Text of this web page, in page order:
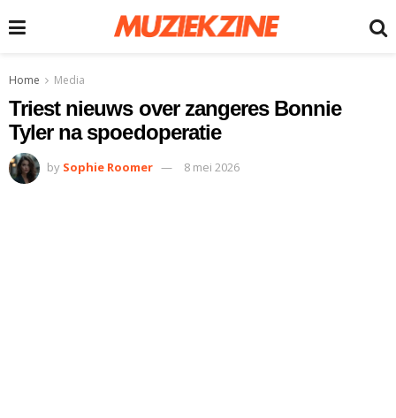
Home Media
Triest nieuws over zangeres Bonnie
Tyler na spoedoperatie
by Sophie Roomer 8 mei 2026